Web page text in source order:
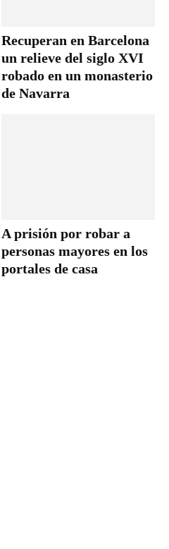
Recuperan en Barcelona
un relieve del siglo XVI
robado en un monasterio
de Navarra
A prisión por robar a
personas mayores en los
portales de casa